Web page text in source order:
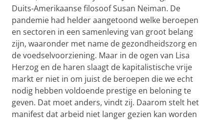
Duits-Amerikaanse filosoof Susan Neiman. De
pandemie had helder aangetoond welke beroepen
en sectoren in een samenleving van groot belang
zijn, waaronder met name de gezondheidszorg en
de voedselvoorziening. Maar in de ogen van Lisa
Herzog en de haren slaagt de kapitalistische vrije
markt er niet in om juist de beroepen die we echt
nodig hebben voldoende prestige en beloning te
geven. Dat moet anders, vindt zij. Daarom stelt het
manifest dat arbeid niet langer gezien kan worden